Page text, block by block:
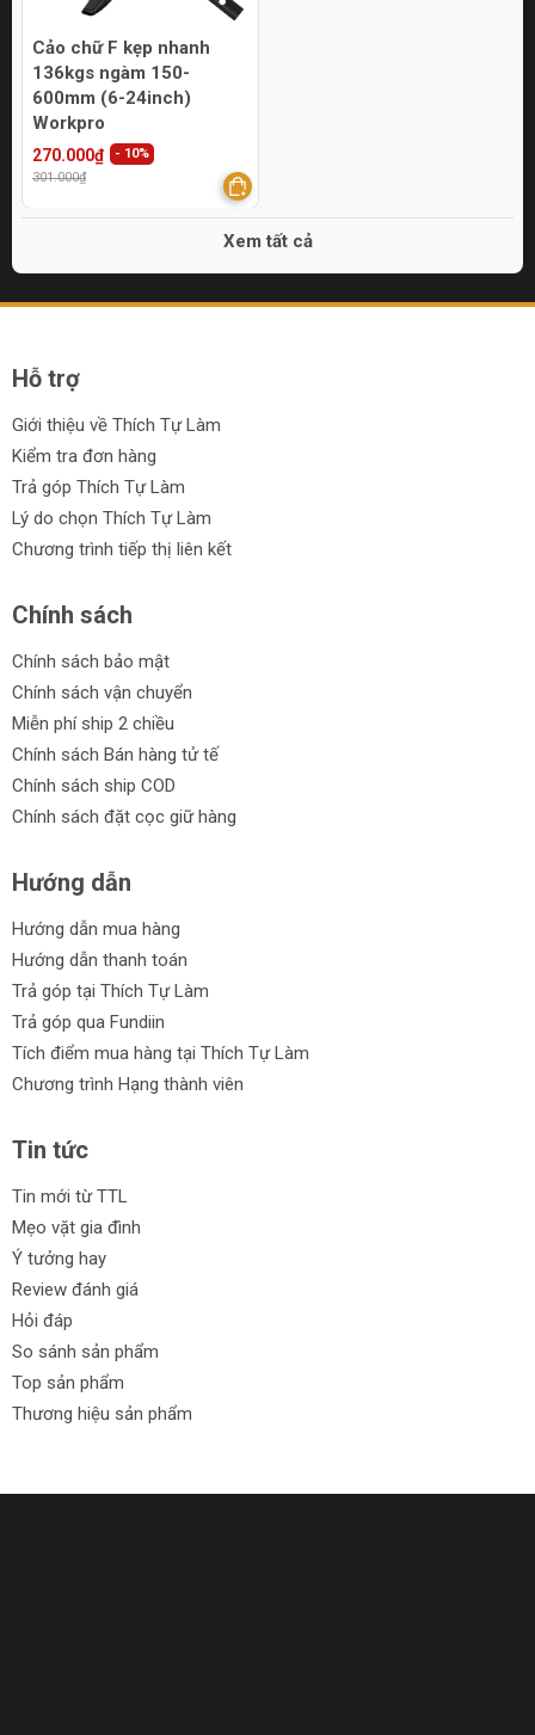
Cảo chữ F kẹp nhanh
136kgs ngàm 150-
600mm (6-24inch)
Workpro
270.000₫
301.000₫
- 10%
Xem tất cả
Hỗ trợ
Giới thiệu về Thích Tự Làm
Kiểm tra đơn hàng
Trả góp Thích Tự Làm
Lý do chọn Thích Tự Làm
Chương trình tiếp thị liên kết
Chính sách
Chính sách bảo mật
Chính sách vận chuyển
Miễn phí ship 2 chiều
Chính sách Bán hàng tử tế
Chính sách ship COD
Chính sách đặt cọc giữ hàng
Hướng dẫn
Hướng dẫn mua hàng
Hướng dẫn thanh toán
Trả góp tại Thích Tự Làm
Trả góp qua Fundiin
Tích điểm mua hàng tại Thích Tự Làm
Chương trình Hạng thành viên
Tin tức
Tin mới từ TTL
Mẹo vặt gia đình
Ý tưởng hay
Review đánh giá
Hỏi đáp
So sánh sản phẩm
Top sản phẩm
Thương hiệu sản phẩm